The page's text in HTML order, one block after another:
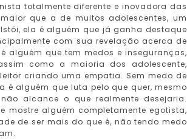
totalmente diferente e inovadora das
que a de muitos adolescentes, um
ela é alguém que já ganha destaque
com sua revelação acerca de
alguém que tem medos e inseguranças,
como a maioria dos adolescente,
criando uma empatia. Sem medo de
é alguém que luta pelo que quer, mesmo
alcance o que realmente desejaria.
mostre alguém completamente egotista,
de ser mais do que é, não tendo medo